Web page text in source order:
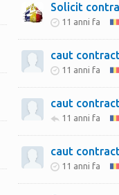
Solicit
11 anni fa
caut
11 anni fa
caut
11 anni fa
caut
11 anni fa